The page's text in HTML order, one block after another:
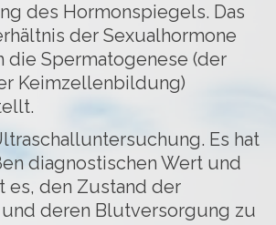
des Hormonspiegels. Das
der Sexualhormone
die Spermatogenese (der
Keimzellenbildung)
Es hat
diagnostischen Wert und
es, den Zustand der
deren Blutversorgung zu